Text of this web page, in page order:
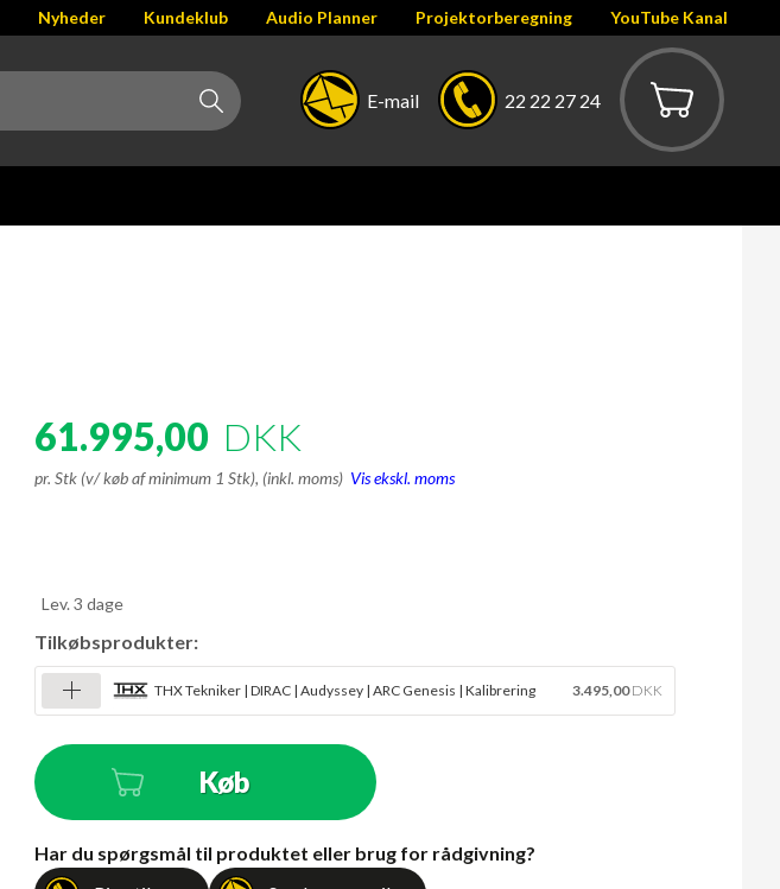
Nyheder Kundeklub Audio Planner Projektorberegning YouTube Kanal
22 22 27 24
E-mail
61.995,00 DKK
pr. Stk (v/ køb af minimum 1 Stk), (inkl. moms) Vis ekskl. moms
Lev. 3 dage
Tilkøbsprodukter:
THX Tekniker | DIRAC | Audyssey | ARC Genesis | Kalibrering 3.495,00DKK
Antal Køb
Har du spørgsmål til produktet eller brug for rådgivning?